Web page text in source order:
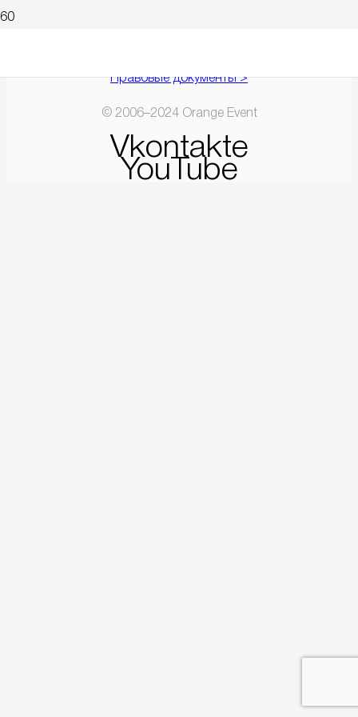
Правовые документы >
© 2006–2024 Orange Event
Vkontakte
YouTube